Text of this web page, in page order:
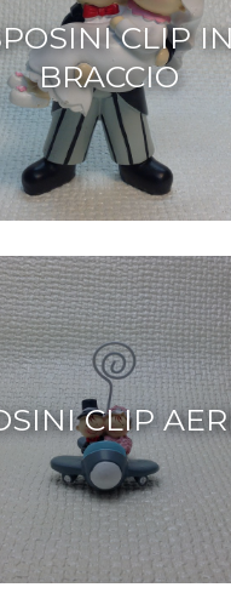
CLIP
BRACCIO
CLIP